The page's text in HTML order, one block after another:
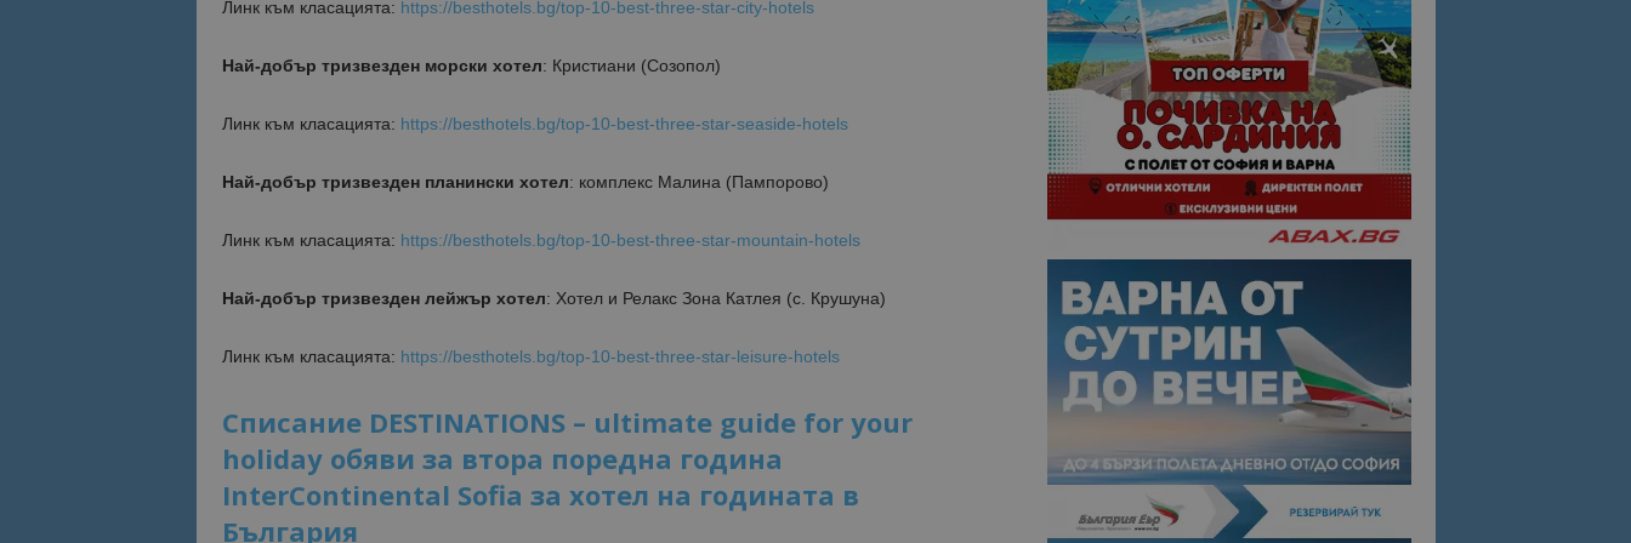
Линк към класацията: https://besthotels.bg/top-10-best-three-star-city-hotels
Най-добър тризвезден морски хотел: Кристиани (Созопол)
Линк към класацията: https://besthotels.bg/top-10-best-three-star-seaside-hotels
Най-добър тризвезден планински хотел: комплекс Малина (Пампорово)
Линк към класацията: https://besthotels.bg/top-10-best-three-star-mountain-hotels
Най-добър тризвезден лейжър хотел: Хотел и Релакс Зона Катлея (с. Крушуна)
Линк към класацията: https://besthotels.bg/top-10-best-three-star-leisure-hotels
Списание DESTINATIONS – ultimate guide for your
holiday обяви за втора поредна година
InterContinental Sofia за хотел на годината в
България